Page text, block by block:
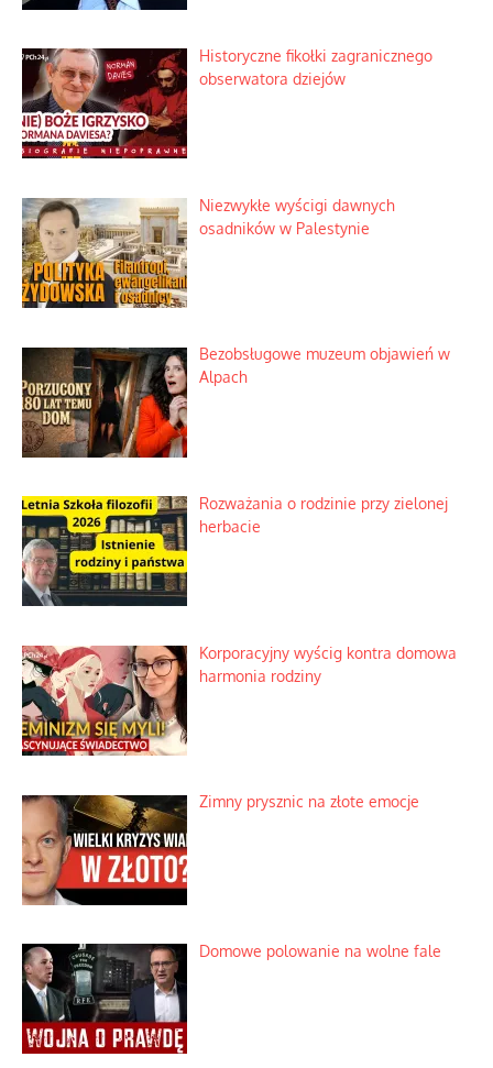
Historyczne fikołki zagranicznego
obserwatora dziejów
Niezwykłe wyścigi dawnych
osadników w Palestynie
Bezobsługowe muzeum objawień w
Alpach
Rozważania o rodzinie przy zielonej
herbacie
Korporacyjny wyścig kontra domowa
harmonia rodziny
Zimny prysznic na złote emocje
Domowe polowanie na wolne fale